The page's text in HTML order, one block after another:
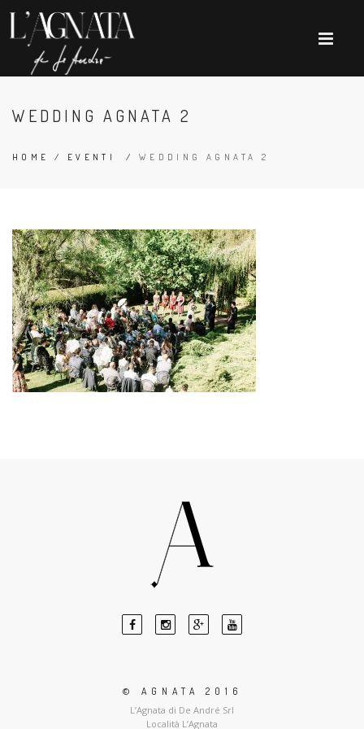
WEDDING AGNATA 2
HOME / EVENTI / WEDDING AGNATA 2
© AGNATA 2016
L’Agnata di De André Srl
Località L’Agnata